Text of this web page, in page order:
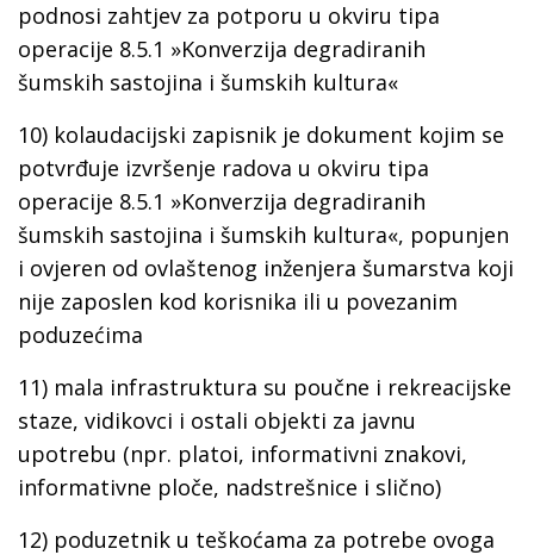
podnosi zahtjev za potporu u okviru tipa
operacije 8.5.1 »Konverzija degradiranih
šumskih sastojina i šumskih kultura«
10) kolaudacijski zapisnik je dokument kojim se
potvrđuje izvršenje radova u okviru tipa
operacije 8.5.1 »Konverzija degradiranih
šumskih sastojina i šumskih kultura«, popunjen
i ovjeren od ovlaštenog inženjera šumarstva koji
nije zaposlen kod korisnika ili u povezanim
poduzećima
11) mala infrastruktura su poučne i rekreacijske
staze, vidikovci i ostali objekti za javnu
upotrebu (npr. platoi, informativni znakovi,
informativne ploče, nadstrešnice i slično)
12) poduzetnik u teškoćama za potrebe ovoga